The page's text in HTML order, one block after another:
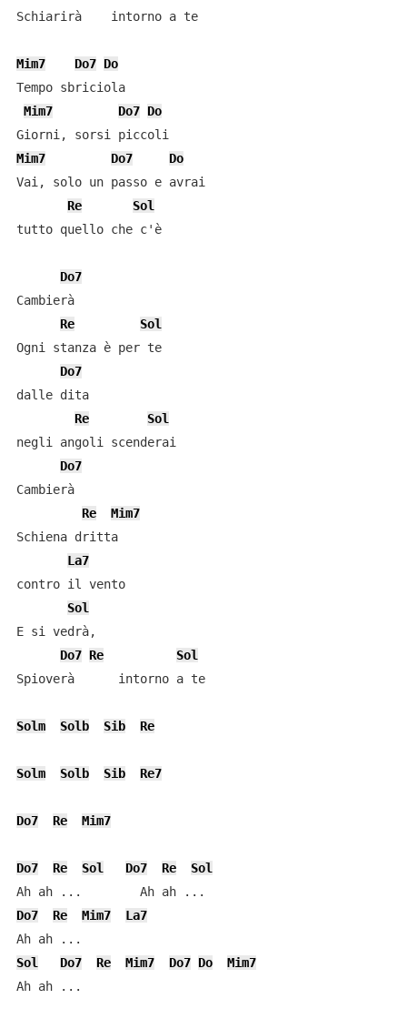
Schiarirà    intorno a te
Mim7 Do7 Do
Tempo sbriciola
Mim7
Do7 Do
Mim7
Do7
Do
Vai, solo un passo e avrai
Re
Sol
tutto quello che c'è
Do7
Cambierà
Re
Sol
Ogni stanza è per te
Do7
dalle dita
Re
Sol
negli angoli scenderai
Do7
Cambierà
Re
Mim7
Schiena dritta
La7
contro il vento
Sol
E si vedrà,
Do7 Re
Sol
Spioverà      intorno a te
Solm Solb Sib Re
Solm Solb Sib Re7
Do7 Re Mim7
Do7 Re Sol Do7 Re
Sol
Do7
Re Mim7
La7
Sol
Do7 Re Mim7 Do7 Do
Mim7